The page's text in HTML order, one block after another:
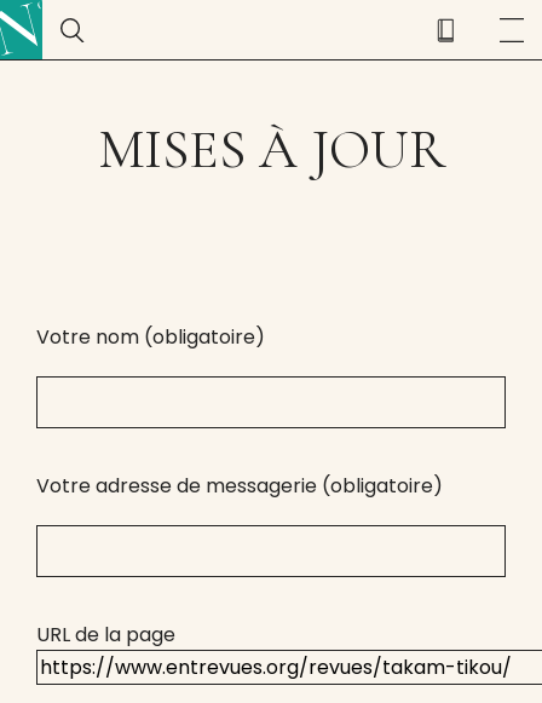
MISES À JOUR
Votre nom (obligatoire)
Votre adresse de messagerie (obligatoire)
URL de la page